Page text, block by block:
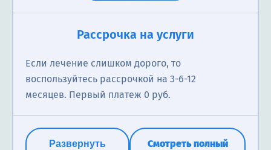
Рассрочка на услуги
Если лечение слишком дорого, то
воспользуйтесь рассрочкой на 3-6-12
месяцев. Первый платеж 0 руб.
Развернуть
Смотреть полный